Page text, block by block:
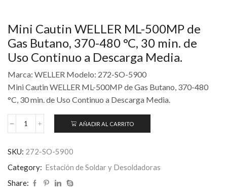
Mini Cautin WELLER ML-500MP de
Gas Butano, 370-480 °C, 30 min. de
Uso Continuo a Descarga Media.
Marca: WELLER Modelo: 272-SO-5900
Mini Cautin WELLER ML-500MP de Gas Butano, 370-480
°C, 30 min. de Uso Continuo a Descarga Media.
AÑADIR AL CARRITO
SKU: 272-SO-5900
Category: Estación de Soldar y Desoldadoras
Share: